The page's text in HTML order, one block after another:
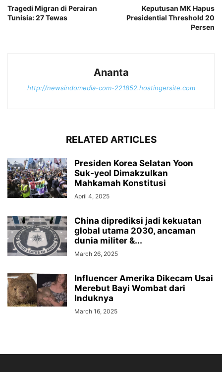
Tragedi Migran di Perairan
Tunisia: 27 Tewas
Keputusan MK Hapus
Presidential Threshold 20
Persen
Ananta
http://newsindomedia-com-221852.hostingersite.com
RELATED ARTICLES
Presiden Korea Selatan Yoon
Suk-yeol Dimakzulkan
Mahkamah Konstitusi
April 4, 2025
China diprediksi jadi kekuatan
global utama 2030, ancaman
dunia militer &...
March 26, 2025
Influencer Amerika Dikecam Usai
Merebut Bayi Wombat dari
Induknya
March 16, 2025